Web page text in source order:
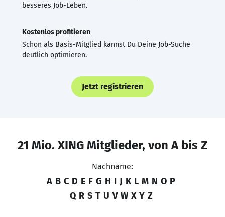
besseres Job-Leben.
Kostenlos profitieren
Schon als Basis-Mitglied kannst Du Deine Job-Suche
deutlich optimieren.
Jetzt registrieren
21 Mio. XING Mitglieder, von A bis Z
Nachname:
A B C D E F G H I J K L M N O P
Q R S T U V W X Y Z